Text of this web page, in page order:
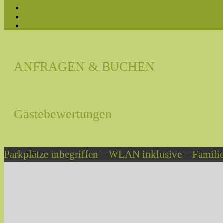
ANFRAGEN & BUCHEN
Gästebewertungen
Parkplätze inbegriffen – WLAN inklusive –